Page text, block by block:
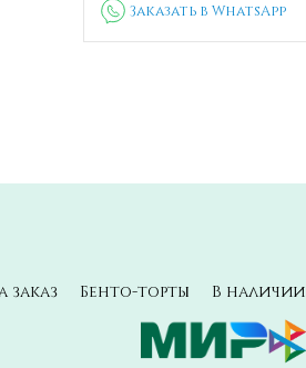
Заказать в WhatsApp
заказ Бенто-торты В наличии